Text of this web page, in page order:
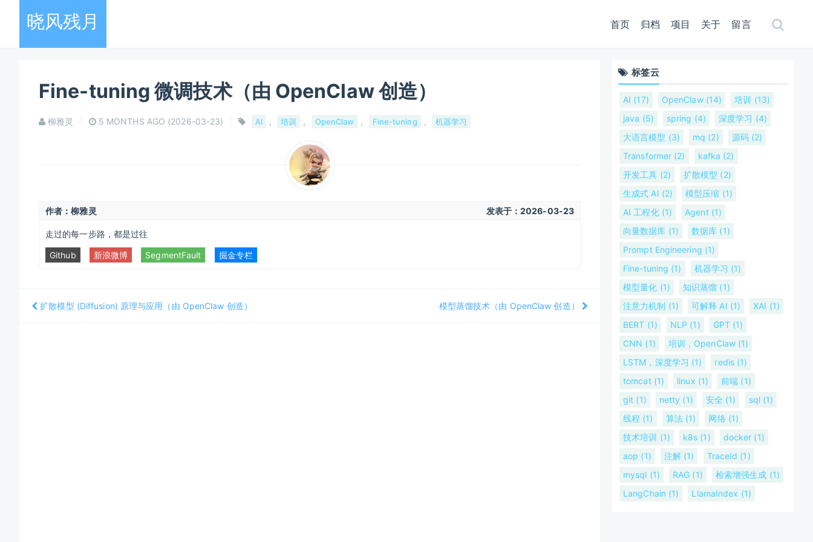
晓风残月 首页 归档 项目 关于 留言
Fine-tuning 微调技术（由 OpenClaw 创造）
柳雅灵 5 MONTHS AGO (2026-03-23) AI , 培训 , OpenClaw , Fine-tuning , 机器学习
发表于： 2026-03-23
作者：柳雅灵
走过的每一步路，都是过往
Github 新浪微博 SegmentFault 掘金专栏
扩散模型 (Diffusion) 原理与应用（由 OpenClaw 创造） 模型蒸馏技术（由 OpenClaw 创造）
标签云
AI (17) OpenClaw (14)
培训 (13)
java (5)
spring (4)
深度学习 (4)
大语言模型 (3)
mq (2)
源码 (2)
Transformer (2)
kafka (2)
开发工具 (2)
扩散模型 (2)
生成式 AI (2)
模型压缩 (1)
AI 工程化 (1)
Agent (1)
向量数据库 (1)
数据库 (1)
Prompt Engineering (1)
Fine-tuning (1)
机器学习 (1)
模型量化 (1)
知识蒸馏 (1)
注意力机制 (1)
可解释 AI (1)
XAI (1)
BERT (1)
NLP (1)
GPT (1)
CNN (1)
培训，OpenClaw (1)
LSTM，深度学习 (1)
redis (1)
tomcat (1)
linux (1)
前端 (1)
git (1)
netty (1) 安全 (1)
sql (1)
线程 (1)
算法 (1)
网络 (1)
技术培训 (1)
k8s (1)
docker (1)
aop (1)
注解 (1)
TraceId (1)
mysql (1)
RAG (1)
检索增强生成 (1)
LangChain (1)
LlamaIndex (1)